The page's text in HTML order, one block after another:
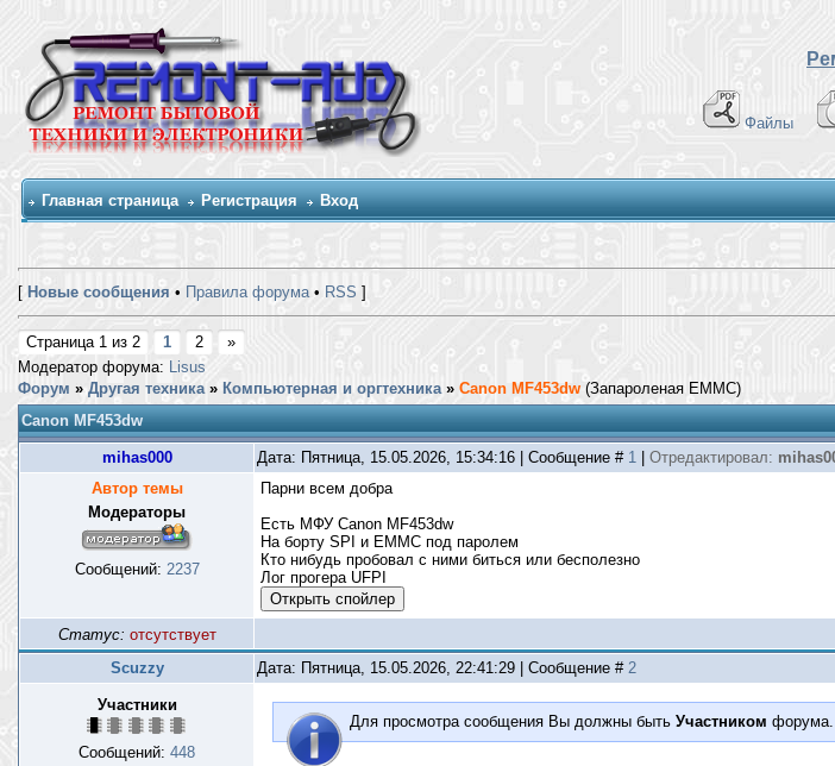
Файлы
Главная страница Регистрация Вход
[ Новые сообщения • Правила форума• RSS ]
Страница 1 из 2 1 2
»
Модератор форума: Lisus
Форум » Другая техника » Компьютерная и оргтехника » Canon MF453dw (Запароленая EMMC)
Canon MF453dw
mihas000 Дата: Пятница, 15.05.2026, 15:34:16 | Сообщение # 1 Отредактировал:
Автор темы
Модераторы
Сообщений: 2237
Парни всем добра
Есть МФУ Canon MF453dw
На борту SPI и EMMC под паролем
Кто нибудь пробовал с ними биться или бесполезно
Лог прогера UFPI
Статус: отсутствует
Scuzzy
Дата: Пятница, 15.05.2026, 22:41:29 | Сообщение # 2
Участники
Сообщений: 448
Для просмотра сообщения Вы должны быть Участником форума.